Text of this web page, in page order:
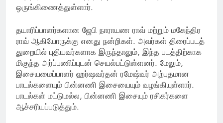
ஒருங்கிணைத்துள்ளார்.
தயாரிப்பாளர்களான ஜேபி நாராயண ராவ் மற்றும் மகேந்திர
ராவ் ஆகியோருக்கு எனது நன்றிகள். அவர்கள் திரைப்படத்
துறையில் புதியவர்களாக இருந்தாலும், இந்த படத்திற்காக
மிகுந்த அர்ப்பணிப்புடன் செயல்பட்டுள்ளனர். மேலும்,
இசையமைப்பாளர் ஹர்ஷவர்தன் ரமேஷ்வர் அற்புதமான
பாடல்களையும் பின்னணி இசையையும் வழங்கியுள்ளார்.
பாடல்கள் மட்டுமல்ல, பின்னணி இசையும் ரசிகர்களை
ஆச்சரியப்படுத்தும்.